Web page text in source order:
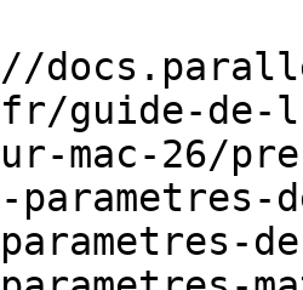
guide-
mac-26/
parametres-